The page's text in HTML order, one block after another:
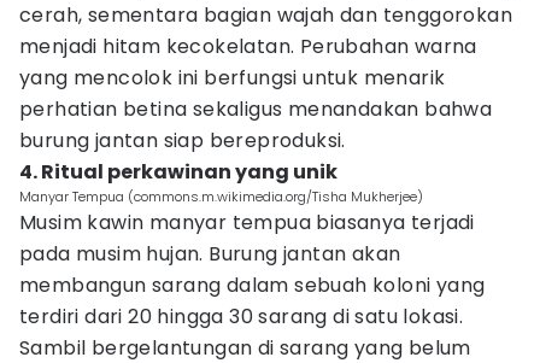
cerah, sementara bagian wajah dan tenggorokan
menjadi hitam kecokelatan. Perubahan warna
yang mencolok ini berfungsi untuk menarik
perhatian betina sekaligus menandakan bahwa
burung jantan siap bereproduksi.
4. Ritual perkawinan yang unik
Manyar Tempua (commons.m.wikimedia.org/Tisha Mukherjee)
Musim kawin manyar tempua biasanya terjadi
pada musim hujan. Burung jantan akan
membangun sarang dalam sebuah koloni yang
terdiri dari 20 hingga 30 sarang di satu lokasi.
Sambil bergelantungan di sarang yang belum